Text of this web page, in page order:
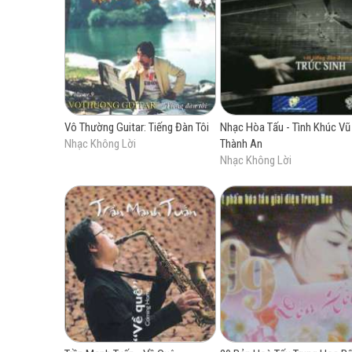
Giòng
Mà
Đập
Chim
Đường
Người
Tình trần
Gửi gió
Gửi
Gửi thêm
Về
Vô Thường Guitar: Tiếng Đàn Tôi
Nhạc Không Lời
Nhạc Hòa Tấu - Tình Khúc Vũ
Thành An
Nhạc Không Lời